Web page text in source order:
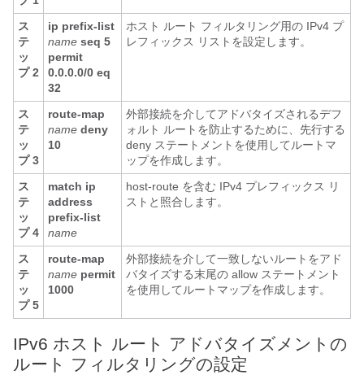
ス
テ
ッ
プ 2
ip prefix-list
name seq 5
permit
0.0.0.0/0 eq
32
ホスト ルート フィルタリング用の IPv4 プ
レフィックス リストを設定します。
ス
テ
ッ
プ 3
route-map
name deny
10
外部接続を介してアドバタイズされるデフ
ォルト ルートを防止するために、先行する
deny ステートメントを使用してルートマ
ップを作成します。
ス
テ
ッ
プ 4
match ip
address
prefix-list
name
host-route を含む IPv4 プレフィックス リ
ストと照合します。
ス
テ
ッ
プ 5
route-map
name permit
1000
外部接続を介して一致しないルートをアド
バタイズする末尾の allow ステートメント
を使用してルートマップを作成します。
IPv6 ホスト ルート アドバタイズメントの
ルート フィルタリングの設定